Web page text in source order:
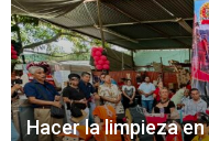
Hacer la limpieza